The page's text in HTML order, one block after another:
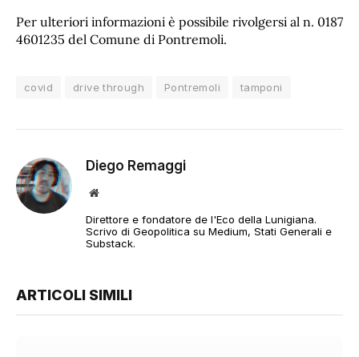
Per ulteriori informazioni è possibile rivolgersi al n. 0187
4601235 del Comune di Pontremoli.
covid drive through Pontremoli tamponi
Diego Remaggi
Sito
Direttore e fondatore de l'Eco della Lunigiana.
Scrivo di Geopolitica su Medium, Stati Generali e
Substack.
ARTICOLI SIMILI